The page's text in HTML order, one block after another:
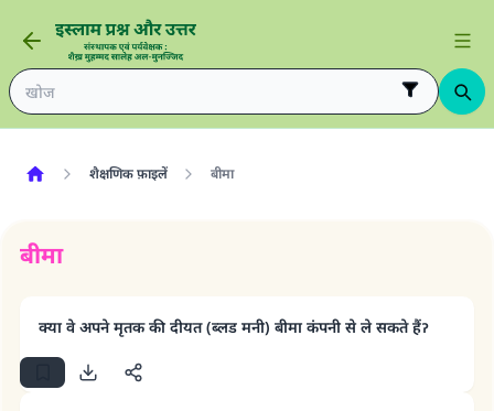
शैक्षणिक फ़ाइलें बीमा
बीमा
क्या वे अपने मृतक की दीयत (ब्लड मनी) बीमा कंपनी से ले सकते हैंॽ